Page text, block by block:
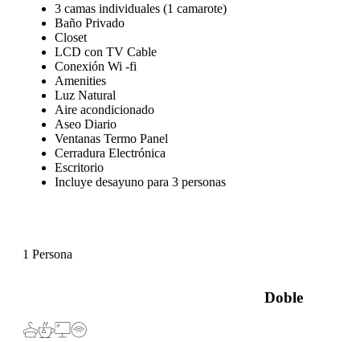
3 camas individuales (1 camarote)
Baño Privado
Closet
LCD con TV Cable
Conexión Wi -fi
Amenities
Luz Natural
Aire acondicionado
Aseo Diario
Ventanas Termo Panel
Cerradura Electrónica
Escritorio
Incluye desayuno para 3 personas
1 Persona
Doble